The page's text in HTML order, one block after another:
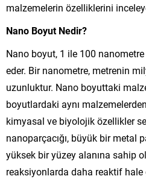
malzemelerin özelliklerini
Nano Boyut Nedir?
Nano boyut, 1 ile 100
eder. Bir nanometre, metrenin
uzunluktur. Nano boyuttaki
boyutlardaki aynı
kimyasal ve biyolojik özellikler
nanoparçacığı, büyük bir metal
yüksek bir yüzey alanına sahip
reaksiyonlarda daha reaktif hale